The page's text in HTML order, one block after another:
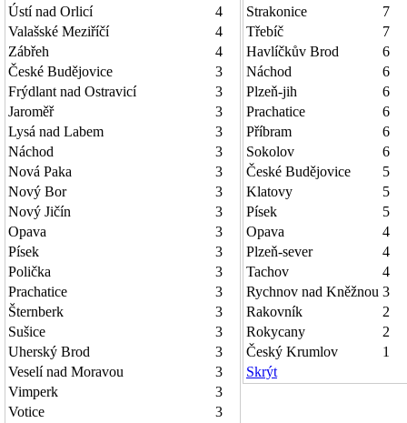
Ústí nad Orlicí
4
Valašské Meziříčí
4
Zábřeh
4
České Budějovice
3
Frýdlant nad Ostravicí
3
Jaroměř
3
Lysá nad Labem
3
Náchod
3
Nová Paka
3
Nový Bor
3
Nový Jičín
3
Opava
3
Písek
3
Polička
3
Prachatice
3
Šternberk
3
Sušice
3
Uherský Brod
3
Veselí nad Moravou
3
Vimperk
3
Votice
3
Strakonice
7
Třebíč
7
Havlíčkův Brod
6
Náchod
6
Plzeň-jih
6
Prachatice
6
Příbram
6
Sokolov
6
České Budějovice
5
Klatovy
5
Písek
5
Opava
4
Plzeň-sever
4
Tachov
4
Rychnov nad Kněžnou 3
Rakovník
2
Rokycany
2
Český Krumlov
1
Skrýt